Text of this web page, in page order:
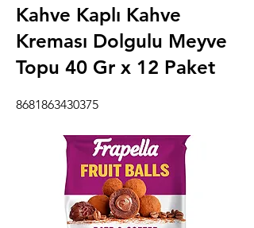
Kahve Kaplı Kahve
Kreması Dolgulu Meyve
Topu 40 Gr x 12 Paket
8681863430375